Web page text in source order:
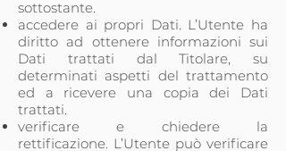
sottostante.
accedere ai propri Dati. L’Utente ha
diritto ad ottenere informazioni sui
Dati trattati dal Titolare, su
determinati aspetti del trattamento
ed a ricevere una copia dei Dati
trattati.
verificare e chiedere la
rettificazione. L’Utente può verificare